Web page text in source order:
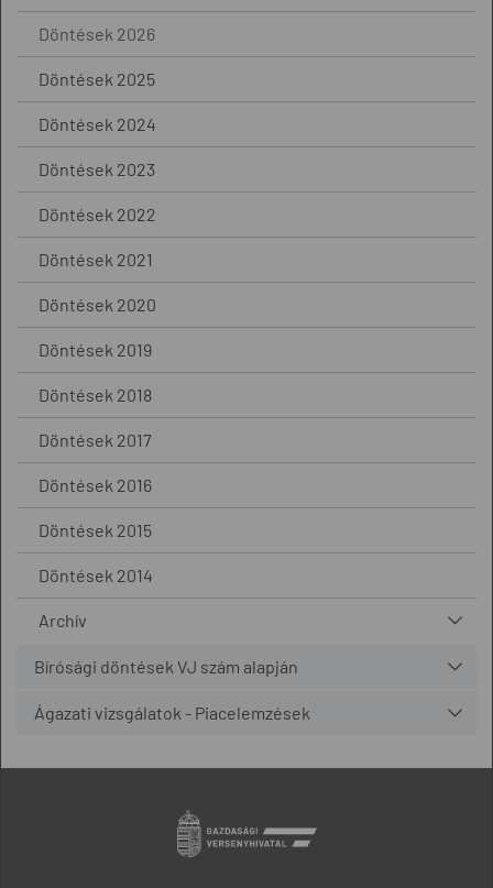
Döntések 2026
Döntések 2025
Döntések 2024
Döntések 2023
Döntések 2022
Döntések 2021
Döntések 2020
Döntések 2019
Döntések 2018
Döntések 2017
Döntések 2016
Döntések 2015
Döntések 2014
Archív
Bírósági döntések VJ szám alapján
Ágazati vizsgálatok - Piacelemzések